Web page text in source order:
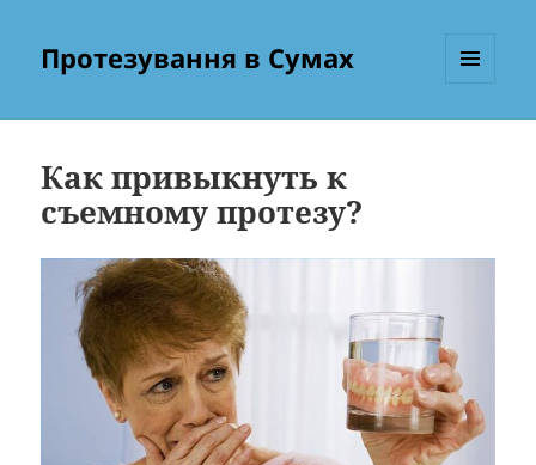
Протезування в Сумах
Как привыкнуть к
съемному протезу?